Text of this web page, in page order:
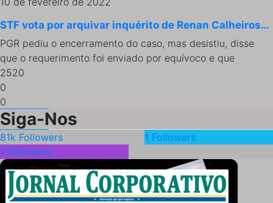
STF vota por arquivar inquérito de Renan Calheiros…
PGR pediu o encerramento do caso, mas desistiu, disse
que o requerimento foi enviado por equívoco e que
2520
0
0
Siga-Nos
81k Followers 1 Followers
1 Followers